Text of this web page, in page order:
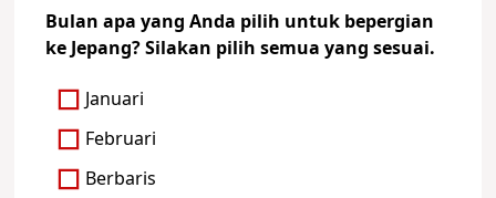
Bulan apa yang Anda pilih untuk bepergian
ke Jepang? Silakan pilih semua yang sesuai.
Januari
Februari
Berbaris